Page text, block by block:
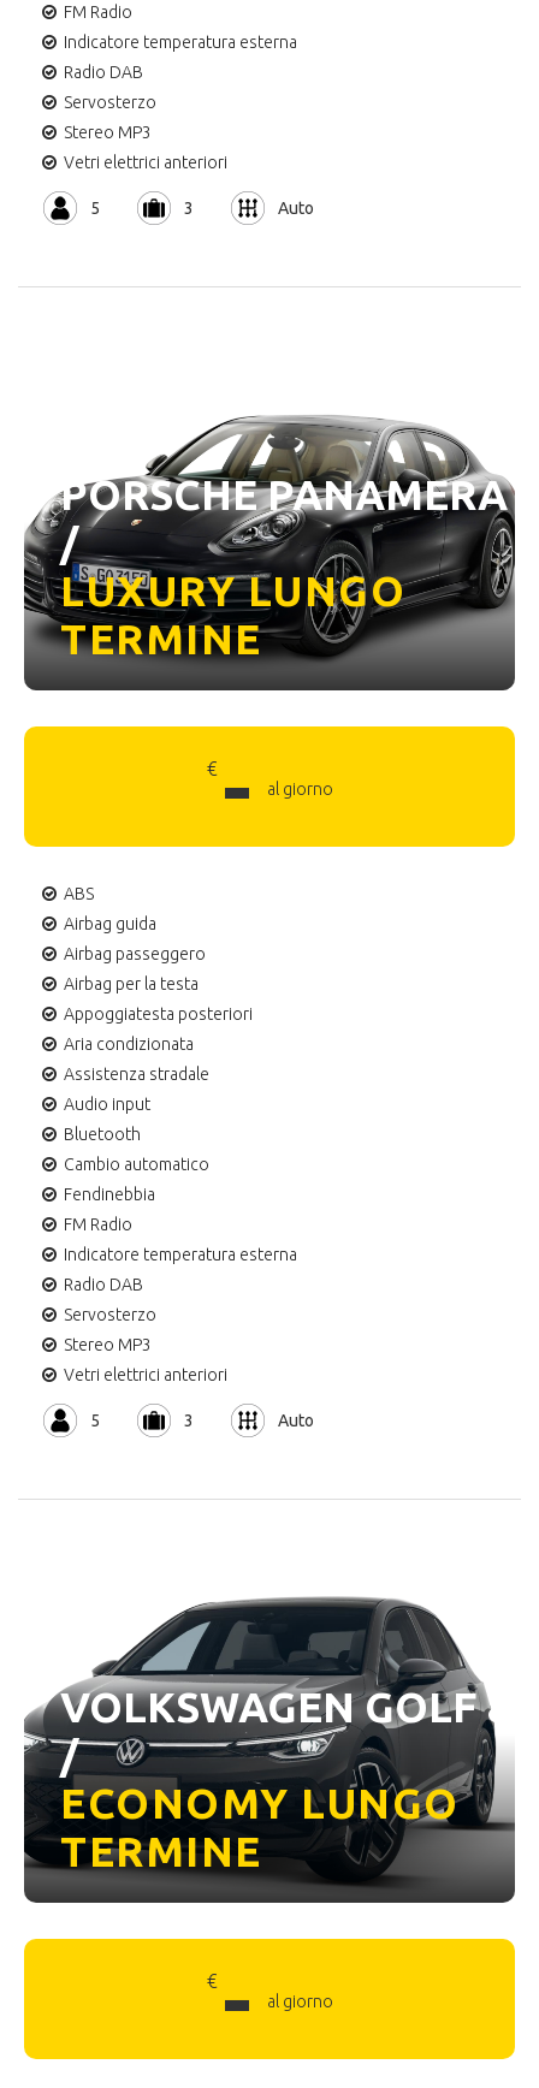
FM Radio
Indicatore temperatura esterna
Radio DAB
Servosterzo
Stereo MP3
Vetri elettrici anteriori
5 3 Auto
PORSCHE PANAMERA
/
LUXURY LUNGO
TERMINE
€ - al giorno
ABS
Airbag guida
Airbag passeggero
Airbag per la testa
Appoggiatesta posteriori
Aria condizionata
Assistenza stradale
Audio input
Bluetooth
Cambio automatico
Fendinebbia
FM Radio
Indicatore temperatura esterna
Radio DAB
Servosterzo
Stereo MP3
Vetri elettrici anteriori
5 3 Auto
VOLKSWAGEN GOLF 8
/
ECONOMY LUNGO
TERMINE
€ - al giorno